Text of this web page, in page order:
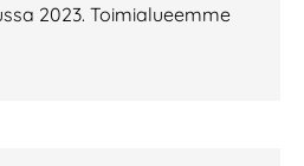
2023. Toimialueemme